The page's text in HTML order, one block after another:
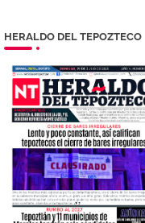
HERALDO DEL TEPOZTECO